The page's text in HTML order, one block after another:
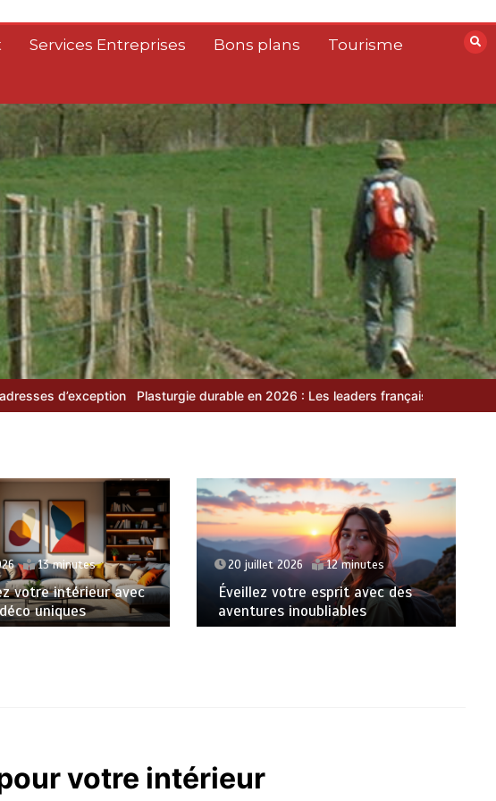
Services Entreprises Bons plans Tourisme
durable en 2026 : Les leaders français du recyclage et du biosourcé
20 juillet 2026 12 minutes
Éveillez votre esprit avec des
aventures inoubliables
19 juillet 2026 15
L’art de la beauté
ses secrets
votre intérieur